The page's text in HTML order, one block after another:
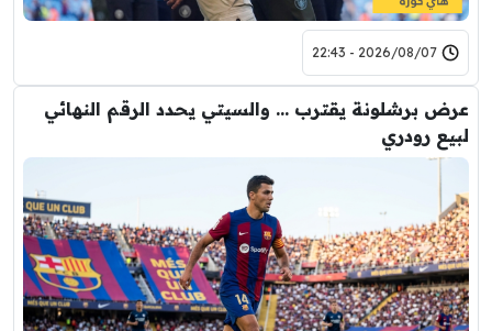
2026/08/07 - 22:43
عرض برشلونة يقترب … والسيتي يحدد الرقم النهائي
لبيع رودري